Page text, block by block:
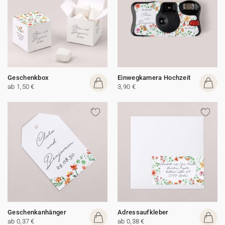
Geschenkbox
ab 1,50 €
Einwegkamera Hochzeit
3,90 €
Geschenkanhänger
ab 0,37 €
Adressaufkleber
ab 0,38 €